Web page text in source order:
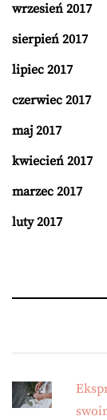
wrzesień 2017
sierpień 2017
lipiec 2017
czerwiec 2017
maj 2017
kwiecień 2017
marzec 2017
luty 2017